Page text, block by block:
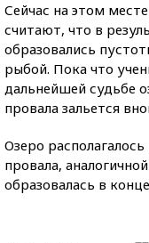
Сейчас на этом
считают, что в
образовались
рыбой. Пока что
дальнейшей судьбе
провала зальется
Озеро
провала,
образовалась в